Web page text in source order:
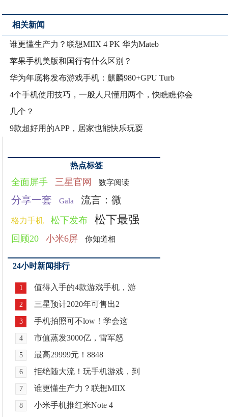
相关新闻
谁更懂生产力？联想MIIX 4 PK 华为Mateb
苹果手机美版和国行有什么区别？
华为年底将发布游戏手机：麒麟980+GPU Turb
4个手机使用技巧，一般人只懂用两个，快瞧瞧你会
几个？
9款超好用的APP，居家也能快乐玩耍
热点标签
全面屏手 三星官网 数字阅读
分享一套 Gala 流言：微
格力手机 松下发布 松下最强
回顾20 小米6屏 你知道相
24小时新闻排行
1 值得入手的4款游戏手机，游
2 三星预计2020年可售出2
3 手机拍照可不low！学会这
4 市值蒸发3000亿，雷军怒
5 最高29999元！8848
6 拒绝随大流！玩手机游戏，到
7 谁更懂生产力？联想MIIX
8 小米手机推红米Note 4